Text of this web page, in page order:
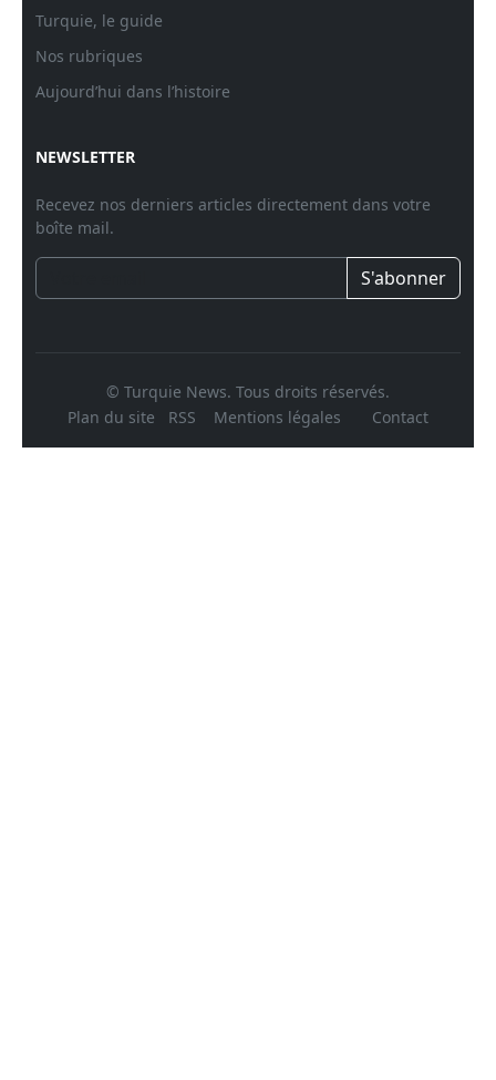
Turquie, le guide
Nos rubriques
Aujourd’hui dans l’histoire
NEWSLETTER
Recevez nos derniers articles directement dans votre
boîte mail.
S'abonner
© Turquie News. Tous droits réservés.
Plan du site
RSS Mentions légales Contact